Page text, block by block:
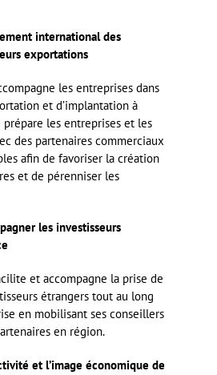
international des
exportations
les entreprises dans
et d’implantation à
prépare les entreprises et les
des partenaires commerciaux
afin de favoriser la création
et de pérenniser les
les investisseurs
et accompagne la prise de
étrangers tout au long
en mobilisant ses conseillers
en région.
et l’image économique de